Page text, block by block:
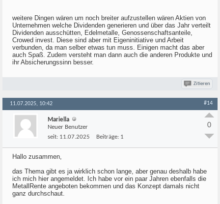
weitere Dingen wären um noch breiter aufzustellen wären Aktien von
Unternehmen welche Dividenden generieren und über das Jahr verteilt
Dividenden ausschütten, Edelmetalle, Genossenschaftsanteile,
Crowed invest. Diese sind aber mit Eigeninitiative und Arbeit
verbunden, da man selber etwas tun muss. Einigen macht das aber
auch Spaß. Zudem versteht man dann auch die anderen Produkte und
ihr Absicherungssinn besser.
Zitieren
11.07.2025, 10:42 #14
Mariella
Neuer Benutzer
seit: 11.07.2025 Beiträge: 1
0
Hallo zusammen,
das Thema gibt es ja wirklich schon lange, aber genau deshalb habe
ich mich hier angemeldet. Ich habe vor ein paar Jahren ebenfalls die
MetallRente angeboten bekommen und das Konzept damals nicht
ganz durchschaut.